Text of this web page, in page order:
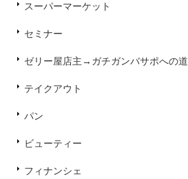
スーパーマーケット
セミナー
ゼリー屋店主→ガチガンバサポへの道
テイクアウト
パン
ビューティー
フィナンシェ